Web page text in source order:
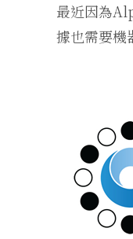
最近因為
據也需要機